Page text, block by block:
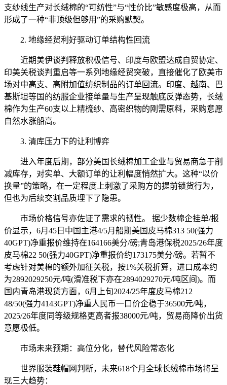
支纱线生产对长绒棉的“可纺性”与“性价比”敏感度极高，从而
形成了一种“非顶级但够用”的采购默契。
2. 地缘经贸利好驱动订单结构性回流
近期美伊谈判释放积极信号、印度与欧盟达成自贸协定、
印美关税谈判重启等一系列地缘经贸突破，直接催化了欧美市
场对中高支、高附加值纺织制品的订单回流。印度、越南、巴
基斯坦等国的纺服企业接单量与生产呈现触底反弹态势，长绒
棉作为生产60支以上精梳纱、高密织物的刚需原料，采购意愿
自然水涨船高。
3. 清库压力下的让利博弈
进入年度后期，部分美国长绒棉加工企业与贸易商急于削
减库存，对实单、大额订单的让利幅度悄然扩大。这种“以价
换量”的策略，在一定程度上刺激了采购方的提前锁货行为，
但也为后续交割品质埋下了隐患。
市场价格信号亦佐证了需求的韧性。 据少数棉企挂单/报
价显示，6月45日中国主港4/5月船期美国皮马棉313 50(强力
40GPT)净重报价维持在164166美分/磅;青岛港保税2025/26年度
皮马棉22 50(强力40GPT)净重报价约173175美分/磅。若暂不
考虑针对美棉的额外加征关税，按1%关税折算，进口成本约
为2892029250元/吨(滑准税下亦在2894029270元/吨区间)。而
国内青岛港现货方面，6月上旬2024/25年度皮马棉212
48/50(强力4143GPT)净重人民币一口价企稳于36500元/吨，
2025/26年度同等级规格更高者报38000元/吨，贸易商降价出货
意愿极低。
市场未来预期：高位分化，替代风险常态化
世界服装鞋帽网判断，未来618个月全球长绒棉市场将呈
现三大趋势：